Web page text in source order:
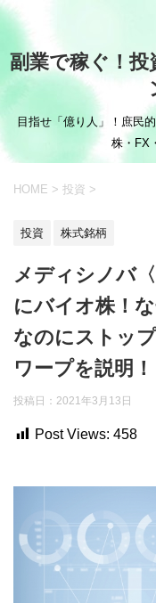
副業で稼ぐ！投
目指せ「億り人」！庶民
株・FX
HOME > 投資 >
投資 株式銘柄
メディシノバ
にバイオ株！
なのにストッ
ワープを説明！
投稿日： 2021年3月13日
Post Views: 458